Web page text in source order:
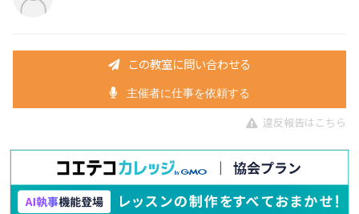
この教室に問い合わせる
主催者に仕事を依頼する
違反報告はこちら